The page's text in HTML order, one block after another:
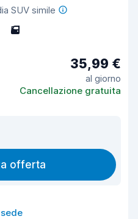
SUV simile
5
35,99 €
al giorno
Cancellazione gratuita
offerta